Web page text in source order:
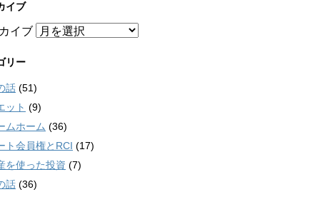
イブ
イブ
リー
話 (51)
ット (9)
ムホーム (36)
ト会員権とRCI (17)
を使った投資 (7)
話 (36)